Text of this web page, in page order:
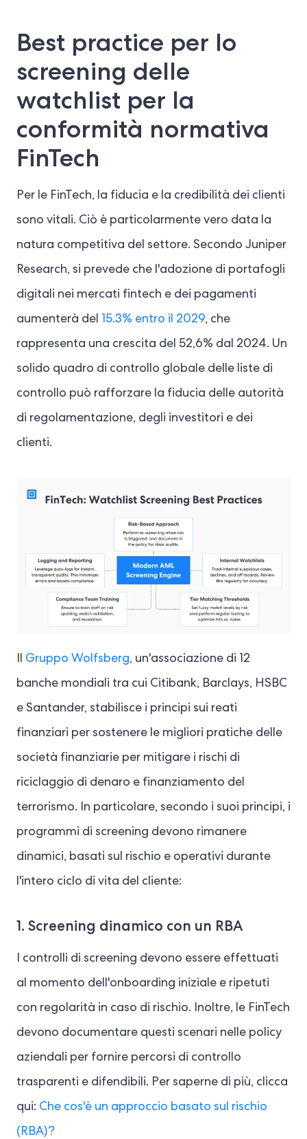
Best practice per lo
screening delle
watchlist per la
conformità normativa
FinTech
Per le FinTech, la fiducia e la credibilità dei clienti
sono vitali. Ciò è particolarmente vero data la
natura competitiva del settore. Secondo Juniper
Research, si prevede che l'adozione di portafogli
digitali nei mercati fintech e dei pagamenti
aumenterà del 15.3% entro il 2029, che
rappresenta una crescita del 52,6% dal 2024. Un
solido quadro di controllo globale delle liste di
controllo può rafforzare la fiducia delle autorità
di regolamentazione, degli investitori e dei
clienti.
Gruppo Wolfsberg, un'associazione di 12
banche mondiali tra cui Citibank, Barclays, HSBC
e Santander, stabilisce i principi sui reati
finanziari per sostenere le migliori pratiche delle
società finanziarie per mitigare i rischi di
riciclaggio di denaro e finanziamento del
terrorismo. In particolare, secondo i suoi principi, i
programmi di screening devono rimanere
dinamici, basati sul rischio e operativi durante
l'intero ciclo di vita del cliente:
1. Screening dinamico con un RBA
I controlli di screening devono essere effettuati
al momento dell'onboarding iniziale e ripetuti
con regolarità in caso di rischio. Inoltre, le FinTech
devono documentare questi scenari nelle policy
aziendali per fornire percorsi di controllo
trasparenti e difendibili. Per saperne di più, clicca
qui: Che cos'è un approccio basato sul rischio
(RBA)?